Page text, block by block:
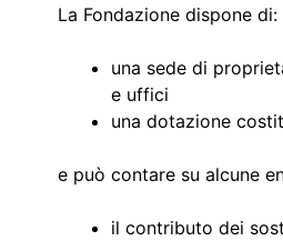
La Fondazione dispone di:
una sede di
e uffici
una dotazione
e può contare su alcune
il contributo dei